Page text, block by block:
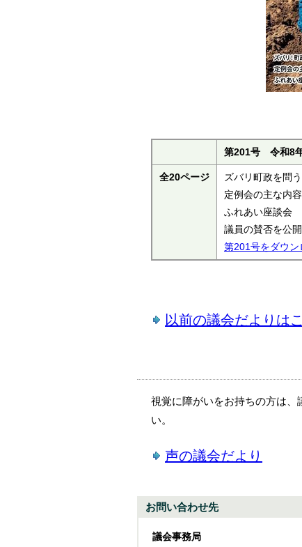
第201号 令和8
全20ページ
ズバリ町政を問
定例会の主な内容
ふれあい座談会
議員の賛否を公
第201号をダウン
以前の議会だよりは
視覚に障がいをお持ちの方は、
い。
声の議会だより
お問い合わせ先
議会事務局